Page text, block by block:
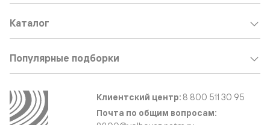
Каталог
Популярные подборки
Клиентский центр: 8 800 511 30 95
Почта по общим вопросам: